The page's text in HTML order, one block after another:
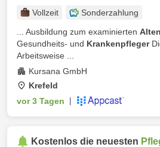
Vollzeit
Sonderzahlung
... Ausbildung zum examinierten
Gesundheits- und Krankenpfleger
Arbeitsweise ...
Kursana GmbH
Krefeld
vor 3 Tagen
Kostenlos die neuesten